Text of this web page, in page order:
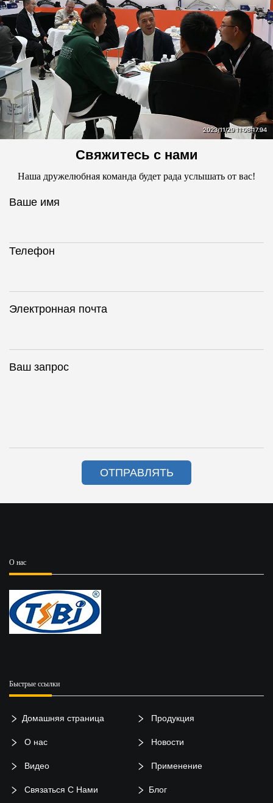
Свяжитесь с нами
Наша дружелюбная команда будет рада услышать от вас!
Ваше имя
Телефон
Электронная почта
Ваш запрос
ОТПРАВЛЯТЬ
О нас
Быстрые ссылки
Домашняя страница Продукция
О нас Новости
Видео Применение
Связаться С Нами Блог